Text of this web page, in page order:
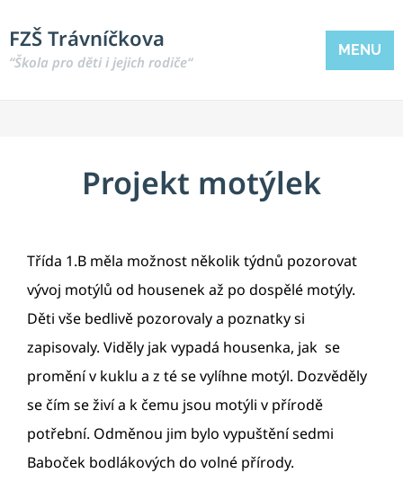
FZŠ Trávníčkova
“Škola pro děti i jejich rodiče“
MENU
Projekt motýlek
Třída 1.B měla možnost několik týdnů pozorovat
vývoj motýlů od housenek až po dospělé motýly.
Děti vše bedlivě pozorovaly a poznatky si
zapisovaly. Viděly jak vypadá housenka, jak se
promění v kuklu a z té se vylíhne motýl. Dozvěděly
se čím se živí a k čemu jsou motýli v přírodě
potřební. Odměnou jim bylo vypuštění sedmi
Baboček bodlákových do volné přírody.